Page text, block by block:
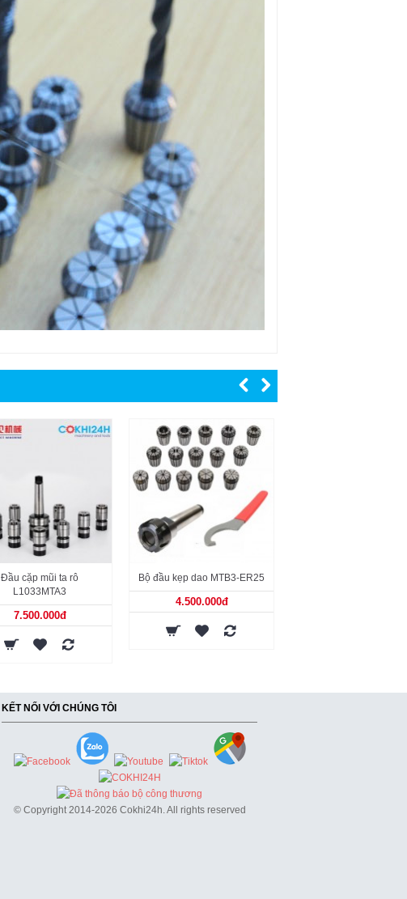
Đầu cặp mũi ta rô
L1033MTA3
7.500.000đ
Bộ đầu kẹp dao MTB3-ER25
4.500.000đ
KẾT NỐI VỚI CHÚNG TÔI
© Copyright 2014-2026 Cokhi24h. All rights reserved